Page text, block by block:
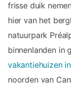
frisse duik
hier van het
natuurpark
binnenlanden in
vakantiehuizen
noorden van